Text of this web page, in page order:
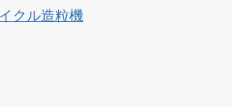
クル造粒機